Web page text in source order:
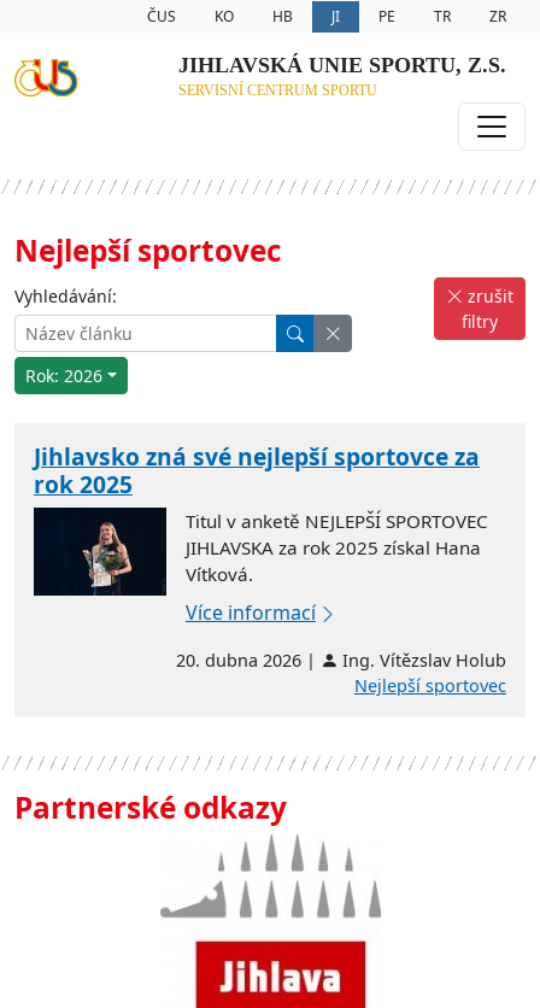
ČUS KO HB JI PE TR ZR
JIHLAVSKÁ UNIE SPORTU, Z.S.
SERVISNÍ CENTRUM SPORTU
Nejlepší sportovec
Vyhledávání:
Rok: 2026
zrušit
filtry
Jihlavsko zná své nejlepší sportovce za
rok 2025
Titul v anketě NEJLEPŠÍ SPORTOVEC
JIHLAVSKA za rok 2025 získal Hana
Vítková.
Více informací
20. dubna 2026 |
Ing. Vítězslav Holub
Nejlepší sportovec
Partnerské odkazy